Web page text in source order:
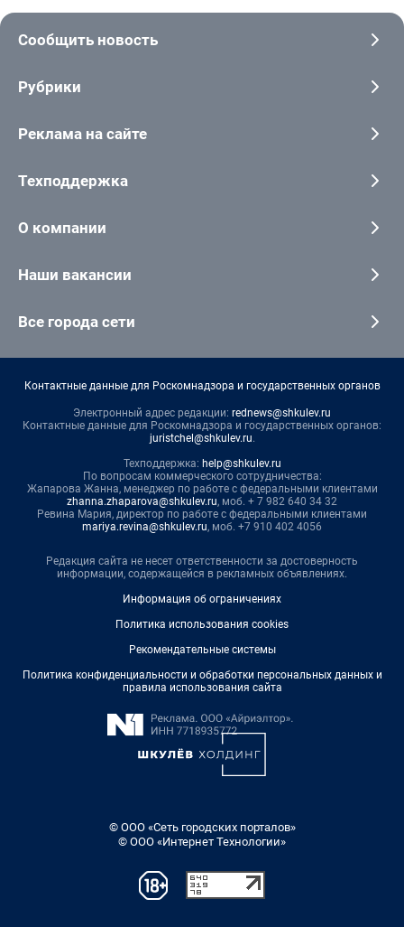
Сообщить новость
Рубрики
Реклама на сайте
Техподдержка
О компании
Наши вакансии
Все города сети
Контактные данные для Роскомнадзора и государственных органов
Электронный адрес редакции: rednews@shkulev.ru
Контактные данные для Роскомнадзора и государственных органов:
juristchel@shkulev.ru.
Техподдержка: help@shkulev.ru
По вопросам коммерческого сотрудничества:
Жапарова Жанна, менеджер по работе с федеральными клиентами
zhanna.zhaparova@shkulev.ru, моб. + 7 982 640 34 32
Ревина Мария, директор по работе с федеральными клиентами
mariya.revina@shkulev.ru, моб. +7 910 402 4056
Редакция сайта не несет ответственности за достоверность
информации, содержащейся в рекламных объявлениях.
Информация об ограничениях
Политика использования cookies
Рекомендательные системы
Политика конфиденциальности и обработки персональных данных и
правила использования сайта
© ООО «Сеть городских порталов»
© ООО «Интернет Технологии»